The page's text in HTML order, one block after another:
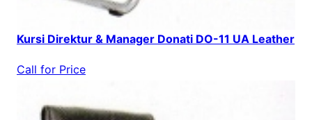
Kursi Direktur & Manager Donati DO-11 UA Leather
Call for Price